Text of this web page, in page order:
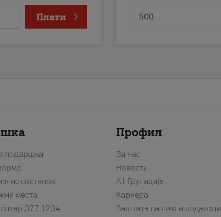
Плати
поддршка
состанок
места
077 1234
Профил
За нас
Новости
А1 Групација
Кариера
Заштита на лични податоци